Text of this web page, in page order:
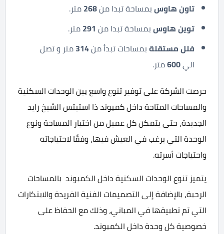
تاون هاوسبمساحة تبدا من268متر.
توين هاوسبمساحة تبدا من 291متر.
فلل مستقلةبمساحات تبدأ من314متر و تصل
الي600متر.
حرصت الشركة على توفير تنوع واسع بين الوحدات السكنية
والمساحات المتاحة داخل كمبوند ذا استيتس الشيخ زايد
الجديدة، حتى يتمكن كل عميل من اختيار المساحة ونوع
الوحدة التي يرغب في العيش فيها، وفقًا لاحتياجاته
واحتياجات أسرته.
يتميز تنوع الوحدات السكنية داخل الكمبوند بالمساحات
الرحبة، بالإضافة إلى التصميمات الفنية الفريدة والابتكارات
التي تم تطبيقها في المباني، وذلك مع الحفاظ على
خصوصية كل وحدة داخل الكمبوند.